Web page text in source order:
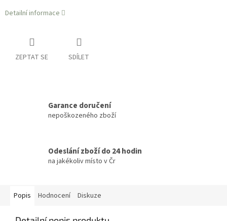
Detailní informace
ZEPTAT SE SDÍLET
Garance doručení
nepoškozeného zboží
Odeslání zboží do 24 hodin
na jakékoliv místo v Čr
Popis Hodnocení Diskuze